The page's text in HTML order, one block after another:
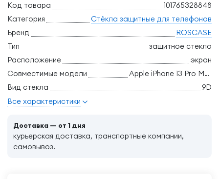
Код товара
101765328848
Категория
Стёкла защитные для телефонов
Бренд
ROSCASE
Тип
защитное стекло
Расположение
экран
Совместимые модели
Apple iPhone 13 Pro Max, Apple iPhone 14 Plus
Вид стекла
9D
Все характеристики
Доставка — от 1 дня
курьерская доставка, транспортные компании,
самовывоз.